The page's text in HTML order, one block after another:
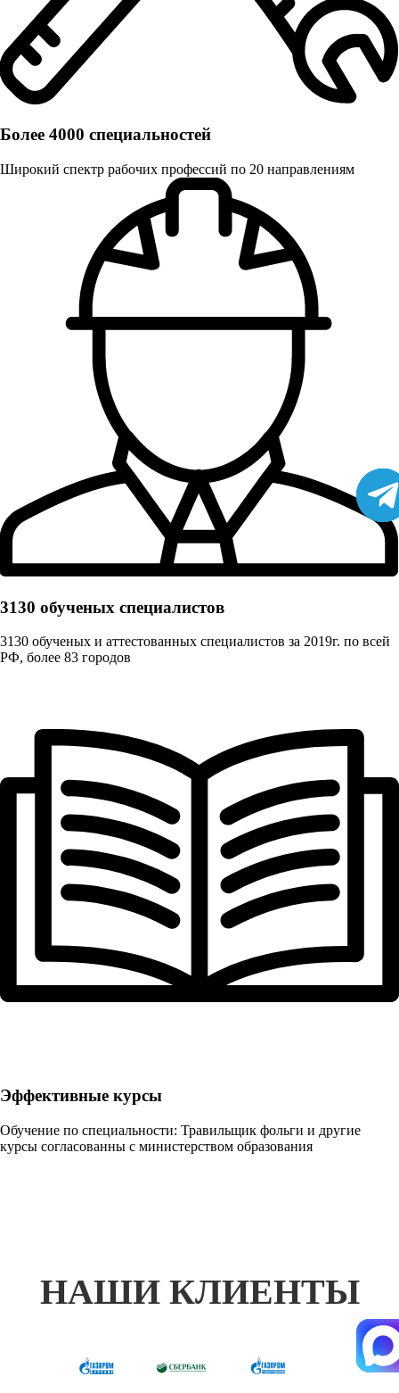
Более 4000 специальностей
Широкий спектр рабочих профессий по 20 направлениям
3130 обученых cпециалистов
3130 обученых и аттестованных специалистов за 2019г. по всей
РФ, более 83 городов
Эффективные курсы
Обучение по специальности: Травильщик фольги и другие
курсы согласованны с министерством образования
НАШИ КЛИЕНТЫ